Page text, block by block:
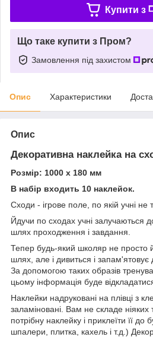
Купити з
Що таке купити з Пром?
Замовлення під захистом
Опис Характеристики
Опис
Декоративна наклейка на
Розмір: 1000 х 180 мм
В набір входить 10 наклейок.
Сходи - ігрове поле, по якій учні не
Йдучи по сходах учні залучаються
шлях проходження і завдання.
Тепер будь-який школяр не просто
шлях, але і дивиться і запам'ятовує
За допомогою таких образів
цьому інформація буде
Наклейки надруковані на плівці з
заламіновані. Вам не складе ніяких
потрібну наклейку і приклеїти її до
шпалери, плитка, кахель і т.д.)